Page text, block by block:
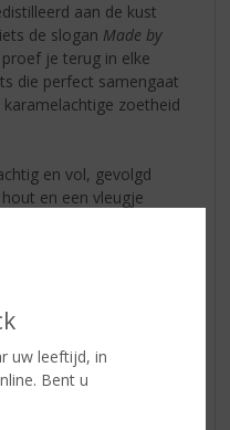
uw leeftijd, in
Bent u
aan de kust
de slogan Made by
je terug in elke
die perfect samengaat
zoetheid
en vol, gevolgd
en een vleugje
bent of iemand wilt
voor Vaderdag,
met karakter.
gesprekken en